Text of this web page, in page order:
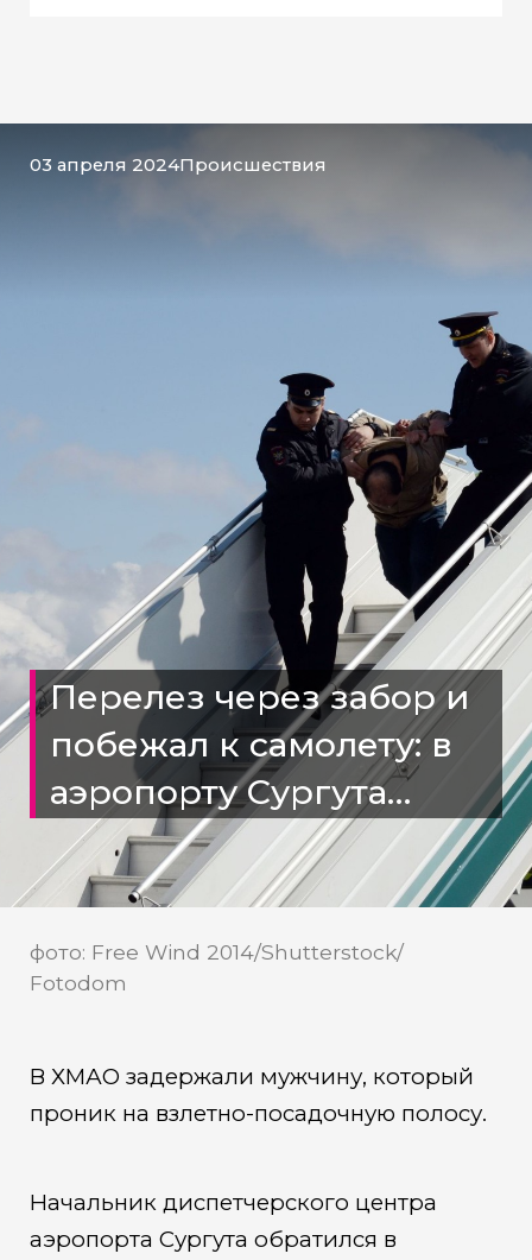
03 апреля 2024Происшествия
Перелез через забор и
побежал к самолету: в
аэропорту Сургута
арестовали пассажира
фото: Free Wind 2014/Shutterstock/
Fotodom
В ХМАО задержали мужчину, который
проник на взлетно-посадочную полосу.
Начальник диспетчерского центра
аэропорта Сургута обратился в